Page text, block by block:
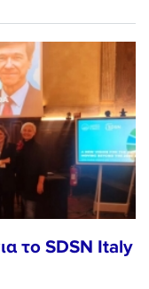
το SDSN Italy